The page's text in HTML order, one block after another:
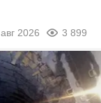
2026 3 899